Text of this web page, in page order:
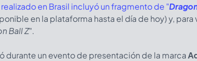
en Brasil incluyó un fragmento de "
en la plataforma hasta el día de hoy) y, para
Ball Z".
durante un evento de presentación de la marca